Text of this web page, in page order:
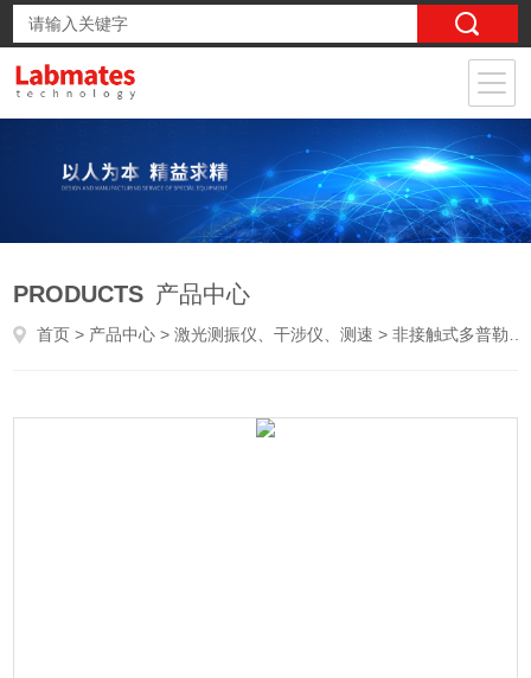
PRODUCTS 产品中心
首页 > 产品中心 >激光测振仪、干涉仪、测速 >非接触式多普勒测速测长